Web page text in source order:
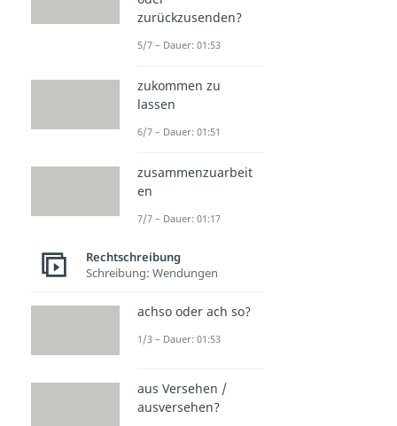
zurückzusenden?
5/7 – Dauer: 01:53
zukommen zu
lassen
6/7 – Dauer: 01:51
zusammenzuarbeit
en
7/7 – Dauer: 01:17
Rechtschreibung
Schreibung: Wendungen
achso oder ach so?
1/3 – Dauer: 01:53
aus Versehen /
ausversehen?